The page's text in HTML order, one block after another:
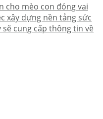
cho mèo con đóng vai
xây dựng nền tảng sức
cung cấp thông tin về